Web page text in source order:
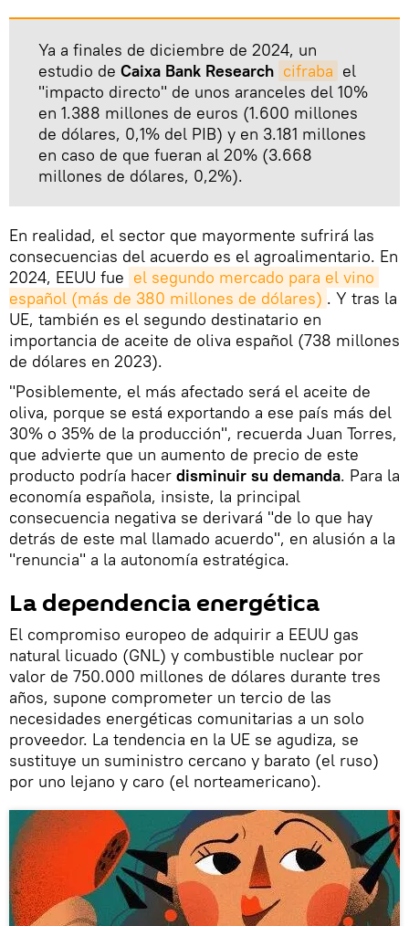
Ya a finales de diciembre de 2024, un
estudio de Caixa Bank Research cifraba el
"impacto directo" de unos aranceles del 10%
en 1.388 millones de euros (1.600 millones
de dólares, 0,1% del PIB) y en 3.181 millones
en caso de que fueran al 20% (3.668
millones de dólares, 0,2%).
En realidad, el sector que mayormente sufrirá las
consecuencias del acuerdo es el agroalimentario. En
2024, EEUU fue el segundo mercado para el vino
español (más de 380 millones de dólares) . Y tras la
UE, también es el segundo destinatario en
importancia de aceite de oliva español (738 millones
de dólares en 2023).
"Posiblemente, el más afectado será el aceite de
oliva, porque se está exportando a ese país más del
30% o 35% de la producción", recuerda Juan Torres,
que advierte que un aumento de precio de este
producto podría hacer disminuir su demanda. Para la
economía española, insiste, la principal
consecuencia negativa se derivará "de lo que hay
detrás de este mal llamado acuerdo", en alusión a la
"renuncia" a la autonomía estratégica.
La dependencia energética
El compromiso europeo de adquirir a EEUU gas
natural licuado (GNL) y combustible nuclear por
valor de 750.000 millones de dólares durante tres
años, supone comprometer un tercio de las
necesidades energéticas comunitarias a un solo
proveedor. La tendencia en la UE se agudiza, se
sustituye un suministro cercano y barato (el ruso)
por uno lejano y caro (el norteamericano).